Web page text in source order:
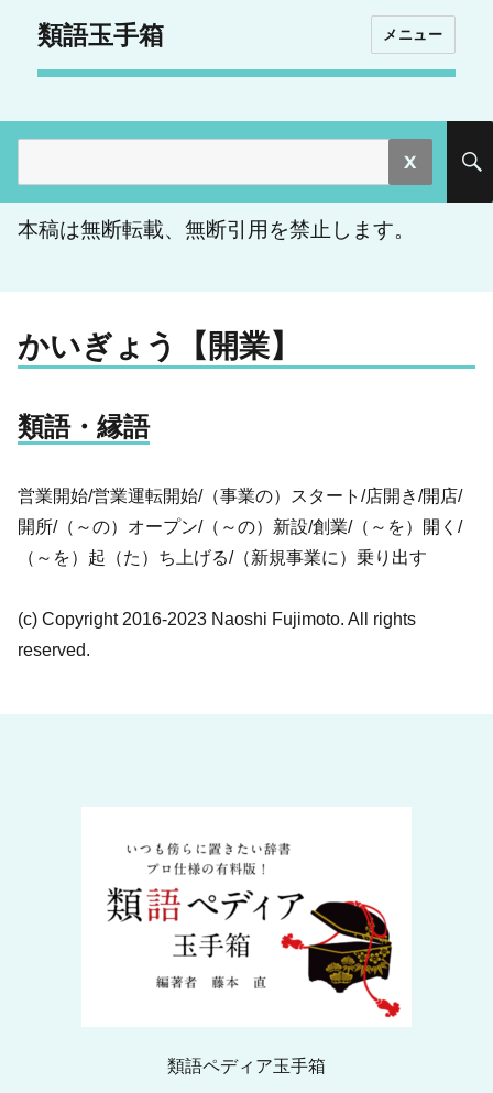
類語玉手箱 メニュー
索:
本稿は無断転載、無断引用を禁止します。
かいぎょう【開業】
類語・縁語
営業開始/営業運転開始/（事業の）スタート/店開き/開店/
開所/（～の）オープン/（～の）新設/創業/（～を）開く/
（～を）起（た）ち上げる/（新規事業に）乗り出す
(c) Copyright 2016-2023 Naoshi Fujimoto. All rights
reserved.
類語ペディア玉手箱